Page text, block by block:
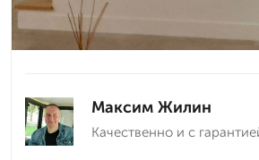
Максим Жилин
Качественно и с